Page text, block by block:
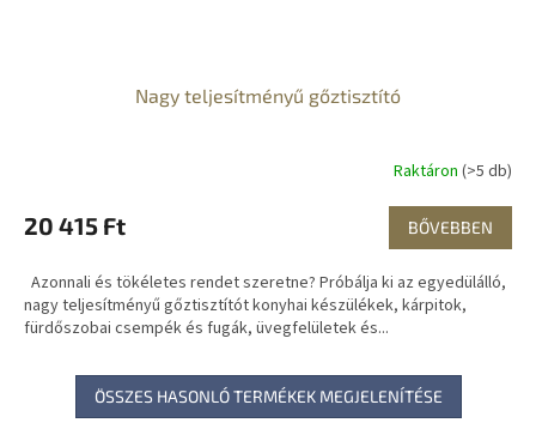
Nagy teljesítményű gőztisztító
Raktáron (>5 db)
20 415 Ft BŐVEBBEN
Azonnali és tökéletes rendet szeretne? Próbálja ki az egyedülálló,
nagy teljesítményű gőztisztítót konyhai készülékek, kárpitok,
fürdőszobai csempék és fugák, üvegfelületek és...
ÖSSZES HASONLÓ TERMÉKEK MEGJELENÍTÉSE